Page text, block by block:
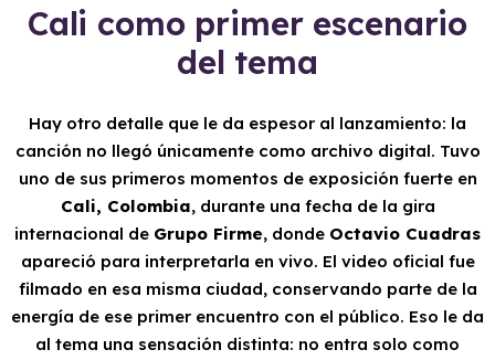
Cali como primer escenario
del tema
Hay otro detalle que le da espesor al lanzamiento: la
canción no llegó únicamente como archivo digital. Tuvo
uno de sus primeros momentos de exposición fuerte en
Cali, Colombia, durante una fecha de la gira
internacional de Grupo Firme, donde Octavio Cuadras
apareció para interpretarla en vivo. El video oficial fue
filmado en esa misma ciudad, conservando parte de la
energía de ese primer encuentro con el público. Eso le da
al tema una sensación distinta: no entra solo como